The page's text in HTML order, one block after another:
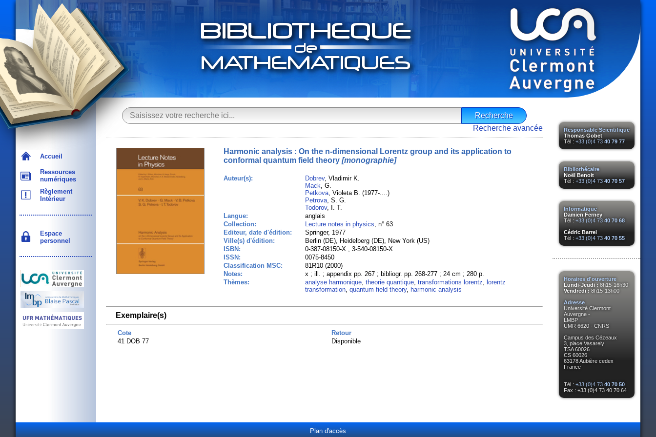
Accueil
Ressources
numériques
Règlement
Intérieur
Espace
personnel
Responsable Scientifique
Thomas Gobet
Tél : +33 (0)4 73 40 79 77
Bibliothécaire
Noël Benoit
Tél : +33 (0)4 73 40 70 57
Informatique
Damien Ferney
Tél : +33 (0)4 73 40 70 68
Cédric Barrel
Tél : +33 (0)4 73 40 70 55
Horaires d'ouverture
Lundi-Jeudi : 8h15-16h30
Vendredi : 8h15-13h00
Adresse
Université Clermont
Auvergne -
LMBP
UMR 6620 - CNRS
Campus des Cézeaux
3, place Vasarely
TSA 60026
CS 60026
63178 Aubière cedex
France
Tél : +33 (0)4 73 40 70 50
Fax : +33 (0)4 73 40 70 64
Recherche avancée
Harmonic analysis : On the n-dimensional Lorentz group and its application to
conformal quantum field theory[monographie]
Auteur(s): Dobrev, Vladimir K.
Mack, G.
Petkova, Violeta B. (1977-....)
Petrova, S. G.
Todorov, I. T.
Langue:
anglais
Collection:
Lecture notes in physics, n° 63
Editeur, date d'édition:
Springer, 1977
Ville(s) d'édition:
Berlin (DE), Heidelberg (DE), New York (US)
ISBN:
0-387-08150-X ; 3-540-08150-X
ISSN:
0075-8450
Classification MSC:
81R10 (2000)
Notes:
x ; ill. ; appendix pp. 267 ; bibliogr. pp. 268-277 ; 24 cm ; 280 p.
Thèmes:
analyse harmonique, theorie quantique, transformations lorentz, lorentz
transformation, quantum field theory, harmonic analysis
Exemplaire(s)
Cote
Retour
41 DOB 77
Disponible
Plan d'accès